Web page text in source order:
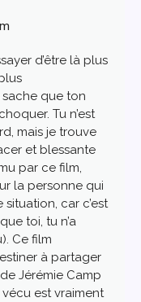
d’être là plus
sache que ton
Tu n’est
mais je trouve
et blessante
par ce film,
la personne qui
car c’est
toi, tu n’a
Ce film
à partager
Jérémie Camp
vécu est vraiment